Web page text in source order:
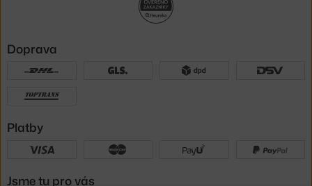
Doprava
Platby
Jsme tu pro vás